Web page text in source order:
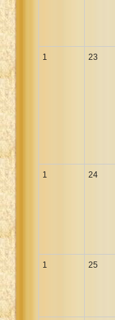
1 23
1 24
1 25